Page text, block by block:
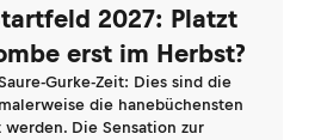
2027: Platzt
erst im Herbst?
Gurke-Zeit: Dies sind die
die hanebüchensten
Die Sensation zur